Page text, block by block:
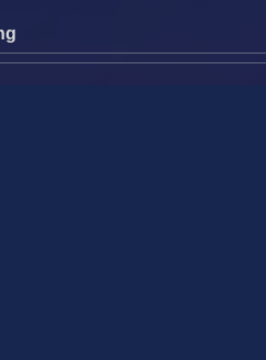
いて頂くと、さらに一緒にそ